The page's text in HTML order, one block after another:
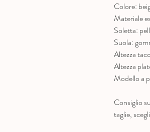
Colore:
Materiale
Soletta:
Suola:
Altezza
Altezza
Modello a
Consiglio
taglie,